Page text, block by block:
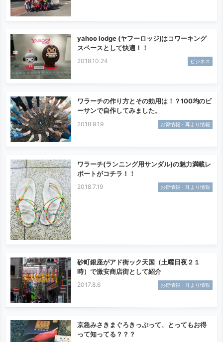
yahoo lodge (ヤフーロッジ)はコワーキング
スペースとして快適！！
2018.10.24 ビジネス
ワラーチの作り方とその効用は！？100均のビ
ーサンで自作してみました。
2018.9.19 お得情報・耳より情報
ワラーチ(ランニング用サンダル)の魅力満載レ
ポートがコチラ！！
2018.7.19 お得情報・耳より情報
砂町銀座がアド街ック天国（土曜日夜２１
時）で激安商店街として紹介
2017.8.6 お得情報・耳より情報
京急みさきまぐろきっぷって、とってもお得
って知ってる？？？